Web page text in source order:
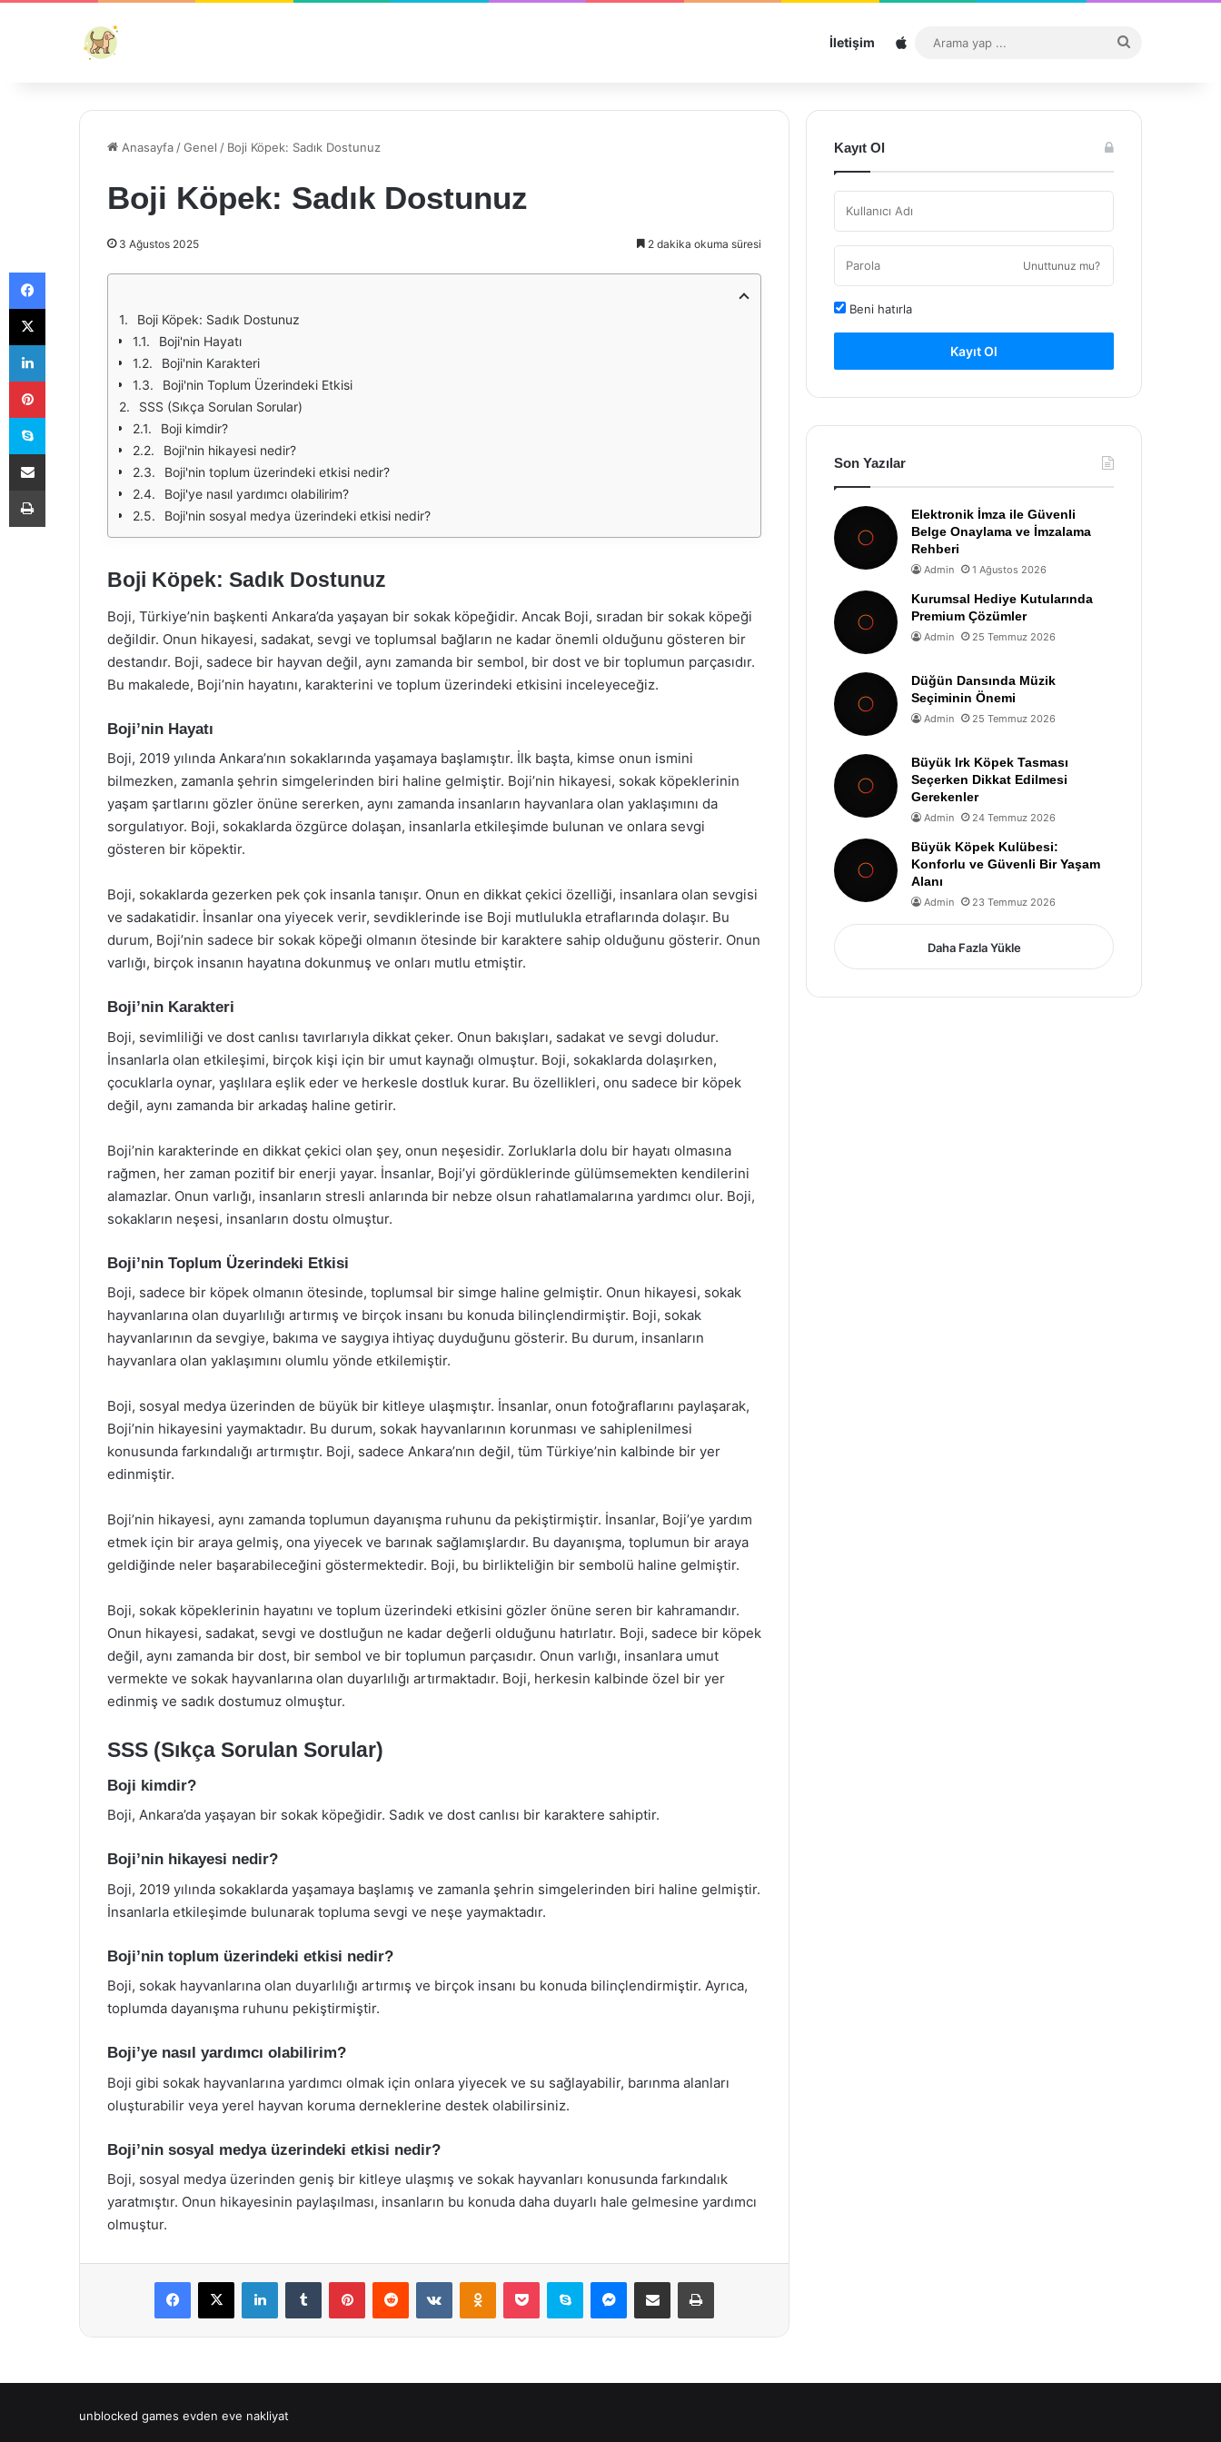
İletişim Sitemap
...
Anasayfa /Genel / Boji Köpek: Sadık Dostunuz
Boji Köpek: Sadık Dostunuz
3 Ağustos 2025 2 dakika okuma süresi
Boji Köpek: Sadık Dostunuz
Boji'nin Hayatı
Boji'nin Karakteri
Boji'nin Toplum Üzerindeki Etkisi
SSS (Sıkça Sorulan Sorular)
Boji kimdir?
Boji'nin hikayesi nedir?
Boji'nin toplum üzerindeki etkisi nedir?
Boji'ye nasıl yardımcı olabilirim?
Boji'nin sosyal medya üzerindeki etkisi nedir?
Boji Köpek: Sadık Dostunuz
Boji, Türkiye’nin başkenti Ankara’da yaşayan bir sokak köpeğidir. Ancak Boji, sıradan bir sokak köpeği
değildir. Onun hikayesi, sadakat, sevgi ve toplumsal bağların ne kadar önemli olduğunu gösteren bir
destandır. Boji, sadece bir hayvan değil, aynı zamanda bir sembol, bir dost ve bir toplumun parçasıdır.
Bu makalede, Boji’nin hayatını, karakterini ve toplum üzerindeki etkisini inceleyeceğiz.
Boji’nin Hayatı
Boji, 2019 yılında Ankara’nın sokaklarında yaşamaya başlamıştır. İlk başta, kimse onun ismini
bilmezken, zamanla şehrin simgelerinden biri haline gelmiştir. Boji’nin hikayesi, sokak köpeklerinin
yaşam şartlarını gözler önüne sererken, aynı zamanda insanların hayvanlara olan yaklaşımını da
sorgulatıyor. Boji, sokaklarda özgürce dolaşan, insanlarla etkileşimde bulunan ve onlara sevgi
gösteren bir köpektir.
Boji, sokaklarda gezerken pek çok insanla tanışır. Onun en dikkat çekici özelliği, insanlara olan sevgisi
ve sadakatidir. İnsanlar ona yiyecek verir, sevdiklerinde ise Boji mutlulukla etraflarında dolaşır. Bu
durum, Boji’nin sadece bir sokak köpeği olmanın ötesinde bir karaktere sahip olduğunu gösterir. Onun
varlığı, birçok insanın hayatına dokunmuş ve onları mutlu etmiştir.
Boji’nin Karakteri
Boji, sevimliliği ve dost canlısı tavırlarıyla dikkat çeker. Onun bakışları, sadakat ve sevgi doludur.
İnsanlarla olan etkileşimi, birçok kişi için bir umut kaynağı olmuştur. Boji, sokaklarda dolaşırken,
çocuklarla oynar, yaşlılara eşlik eder ve herkesle dostluk kurar. Bu özellikleri, onu sadece bir köpek
değil, aynı zamanda bir arkadaş haline getirir.
Boji’nin karakterinde en dikkat çekici olan şey, onun neşesidir. Zorluklarla dolu bir hayatı olmasına
rağmen, her zaman pozitif bir enerji yayar. İnsanlar, Boji’yi gördüklerinde gülümsemekten kendilerini
alamazlar. Onun varlığı, insanların stresli anlarında bir nebze olsun rahatlamalarına yardımcı olur. Boji,
sokakların neşesi, insanların dostu olmuştur.
Boji’nin Toplum Üzerindeki Etkisi
Boji, sadece bir köpek olmanın ötesinde, toplumsal bir simge haline gelmiştir. Onun hikayesi, sokak
hayvanlarına olan duyarlılığı artırmış ve birçok insanı bu konuda bilinçlendirmiştir. Boji, sokak
hayvanlarının da sevgiye, bakıma ve saygıya ihtiyaç duyduğunu gösterir. Bu durum, insanların
hayvanlara olan yaklaşımını olumlu yönde etkilemiştir.
Boji, sosyal medya üzerinden de büyük bir kitleye ulaşmıştır. İnsanlar, onun fotoğraflarını paylaşarak,
Boji’nin hikayesini yaymaktadır. Bu durum, sokak hayvanlarının korunması ve sahiplenilmesi
konusunda farkındalığı artırmıştır. Boji, sadece Ankara’nın değil, tüm Türkiye’nin kalbinde bir yer
edinmiştir.
Boji’nin hikayesi, aynı zamanda toplumun dayanışma ruhunu da pekiştirmiştir. İnsanlar, Boji’ye yardım
etmek için bir araya gelmiş, ona yiyecek ve barınak sağlamışlardır. Bu dayanışma, toplumun bir araya
geldiğinde neler başarabileceğini göstermektedir. Boji, bu birlikteliğin bir sembolü haline gelmiştir.
Boji, sokak köpeklerinin hayatını ve toplum üzerindeki etkisini gözler önüne seren bir kahramandır.
Onun hikayesi, sadakat, sevgi ve dostluğun ne kadar değerli olduğunu hatırlatır. Boji, sadece bir köpek
değil, aynı zamanda bir dost, bir sembol ve bir toplumun parçasıdır. Onun varlığı, insanlara umut
vermekte ve sokak hayvanlarına olan duyarlılığı artırmaktadır. Boji, herkesin kalbinde özel bir yer
edinmiş ve sadık dostumuz olmuştur.
SSS (Sıkça Sorulan Sorular)
Boji kimdir?
Boji, Ankara’da yaşayan bir sokak köpeğidir. Sadık ve dost canlısı bir karaktere sahiptir.
Boji’nin hikayesi nedir?
Boji, 2019 yılında sokaklarda yaşamaya başlamış ve zamanla şehrin simgelerinden biri haline gelmiştir.
İnsanlarla etkileşimde bulunarak topluma sevgi ve neşe yaymaktadır.
Boji’nin toplum üzerindeki etkisi nedir?
Boji, sokak hayvanlarına olan duyarlılığı artırmış ve birçok insanı bu konuda bilinçlendirmiştir. Ayrıca,
toplumda dayanışma ruhunu pekiştirmiştir.
Boji’ye nasıl yardımcı olabilirim?
Boji gibi sokak hayvanlarına yardımcı olmak için onlara yiyecek ve su sağlayabilir, barınma alanları
oluşturabilir veya yerel hayvan koruma derneklerine destek olabilirsiniz.
Boji’nin sosyal medya üzerindeki etkisi nedir?
Boji, sosyal medya üzerinden geniş bir kitleye ulaşmış ve sokak hayvanları konusunda farkındalık
yaratmıştır. Onun hikayesinin paylaşılması, insanların bu konuda daha duyarlı hale gelmesine yardımcı
olmuştur.
Facebook
X LinkedInTumblr PinterestReddit VKontakteOdnoklassniki
Pocket Skype Messenger
E-Posta ile paylaş Yazdır
Kayıt Ol
Unuttunuz mu?
Beni hatırla
Kayıt Ol
Son Yazılar
Elektronik İmza ile Güvenli
Belge Onaylama ve İmzalama
Rehberi
Admin 1 Ağustos 2026
Kurumsal Hediye Kutularında
Premium Çözümler
Admin 25 Temmuz 2026
Düğün Dansında Müzik
Seçiminin Önemi
Admin 25 Temmuz 2026
Büyük Irk Köpek Tasması
Seçerken Dikkat Edilmesi
Gerekenler
Admin 24 Temmuz 2026
Büyük Köpek Kulübesi:
Konforlu ve Güvenli Bir Yaşam
Alanı
Admin 23 Temmuz 2026
Daha Fazla Yükle
unblocked games evden eve nakliyat
Facebook
X
LinkedIn
Pinterest
Skype
E-Posta ile paylaş